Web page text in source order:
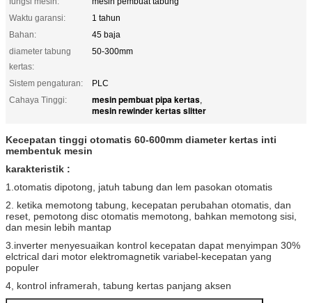
Waktu garansi:
1 tahun
Bahan:
45 baja
diameter tabung
kertas:
50-300mm
Sistem pengaturan:
PLC
Cahaya Tinggi:
mesin pembuat pipa kertas,
mesin rewinder kertas slitter
Kecepatan tinggi otomatis 60-600mm diameter kertas inti
membentuk mesin
karakteristik :
1.otomatis dipotong, jatuh tabung dan lem pasokan otomatis
2. ketika memotong tabung, kecepatan perubahan otomatis, dan
reset, pemotong disc otomatis memotong, bahkan memotong sisi,
dan mesin lebih mantap
3.inverter menyesuaikan kontrol kecepatan dapat menyimpan 30%
elctrical dari motor elektromagnetik variabel-kecepatan yang
populer
4, kontrol inframerah, tabung kertas panjang aksen